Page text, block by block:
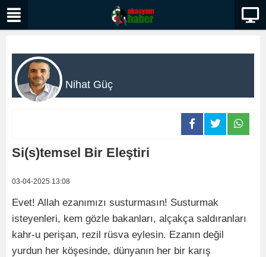
Nihat Güç
Si(s)temsel Bir Eleştiri
03-04-2025 13:08
Evet! Allah ezanımızı susturmasın! Susturmak
isteyenleri, kem gözle bakanları, alçakça saldıranları
kahr-u perişan, rezil rüsva eylesin. Ezanın değil
yurdun her köşesinde, dünyanın her bir karış